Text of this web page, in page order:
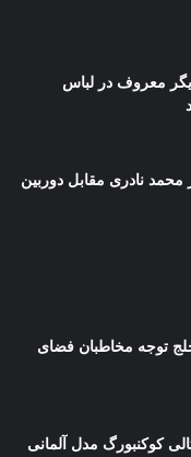
معروف در لباس
نادری مقابل دوربین
توجه مخاطبان فضای
کوکنبورگ مدل آلمانی